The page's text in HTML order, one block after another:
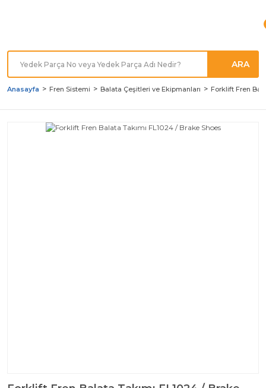
ARA
Anasayfa Fren Sistemi Balata Çeşitleri ve Ekipmanları Forklift Fren